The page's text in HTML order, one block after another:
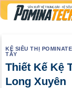
Skip
to
KỆ SIÊU THỊ
TÂY
Thiết Kế Kệ
Long Xuyên